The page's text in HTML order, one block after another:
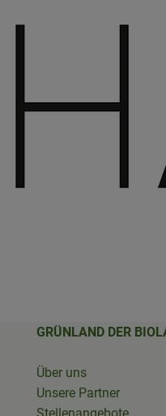
GRÜNLAND DER
Über uns
Unsere Partner